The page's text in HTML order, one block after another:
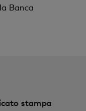
Banca
stampa